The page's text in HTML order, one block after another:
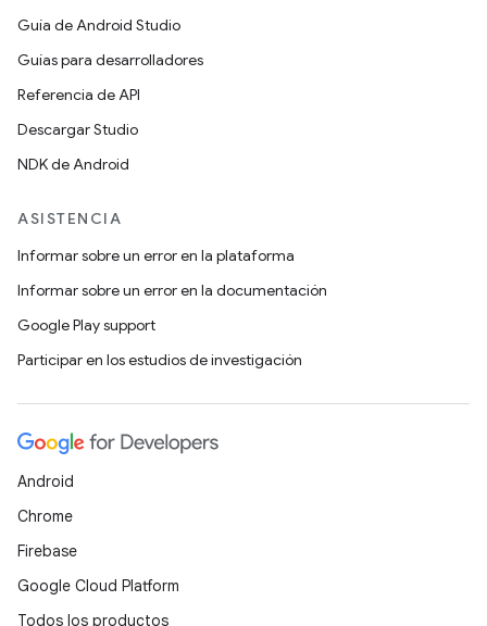
Guía de Android Studio
Guías para desarrolladores
Referencia de API
Descargar Studio
NDK de Android
ASISTENCIA
Informar sobre un error en la plataforma
Informar sobre un error en la documentación
Google Play support
Participar en los estudios de investigación
Android
Chrome
Firebase
Google Cloud Platform
Todos los productos